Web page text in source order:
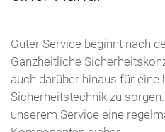
Guter Service beginnt nach
Ganzheitliche
auch darüber hinaus für
Sicherheitstechnik zu
unserem Service eine